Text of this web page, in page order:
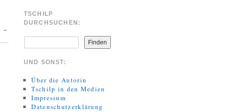
→
TSCHILP
DURCHSUCHEN:
Finden
UND SONST:
Über die Autorin
Tschilp in den Medien
Impressum
Datenschutzerklärung